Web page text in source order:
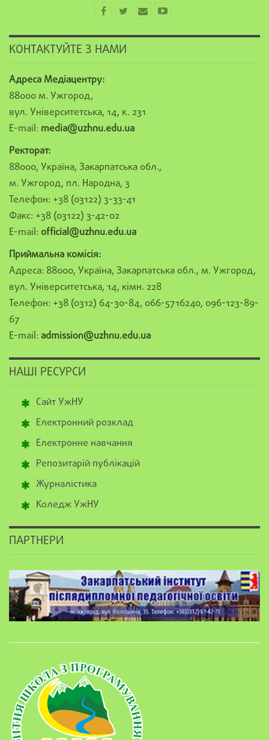
КОНТАКТУЙТЕ З НАМИ
Адреса Медіацентру:
88000 м. Ужгород,
вул. Університетська, 14, к. 231
E-mail: media@uzhnu.edu.ua
Ректорат:
88000, Україна, Закарпатська обл.,
м. Ужгород, пл. Народна, 3
Телефон: +38 (03122) 3-33-41
Факс: +38 (03122) 3-42-02
E-mail: official@uzhnu.edu.ua
Приймальна комісія:
Адреса: 88000, Україна, Закарпатська обл., м. Ужгород,
вул. Університетська, 14, кімн. 228
Телефон: +38 (0312) 64-30-84, 066-5716240, 096-123-89-
67
E-mail: admission@uzhnu.edu.ua
НАШІ РЕСУРСИ
Сайт УжНУ
Електронний розклад
Електронне навчання
Репозитарій публікацій
Журналістика
Коледж УжНУ
ПАРТНЕРИ